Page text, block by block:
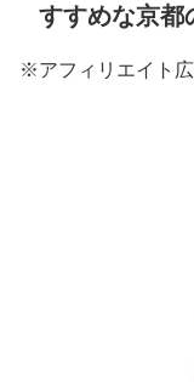
すすめな京都
※アフィリエイト